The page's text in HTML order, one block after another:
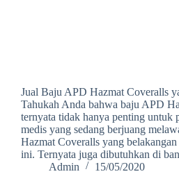
Jual Baju APD Hazmat Coveralls
Tahukah Anda bahwa baju APD
ternyata tidak hanya penting untuk
medis yang sedang berjuang
Hazmat Coveralls yang
ini. Ternyata juga dibutuhkan di
Admin
15/05/2020